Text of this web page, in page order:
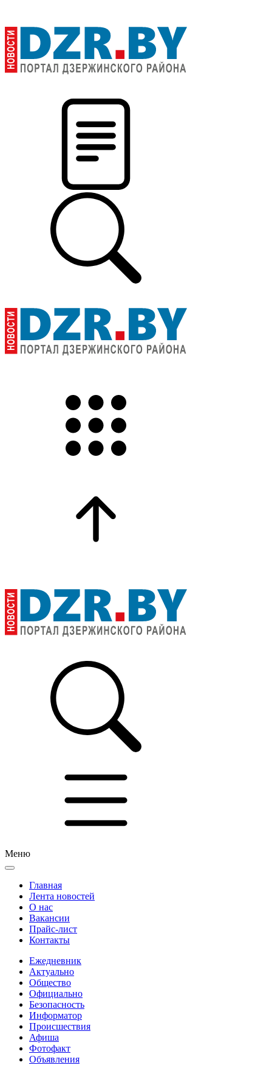
Меню
Главная
Лента новостей
О нас
Вакансии
Прайс-лист
Контакты
Ежедневник
Актуально
Общество
Официально
Безопасность
Информатор
Происшествия
Афиша
Фотофакт
Объявления